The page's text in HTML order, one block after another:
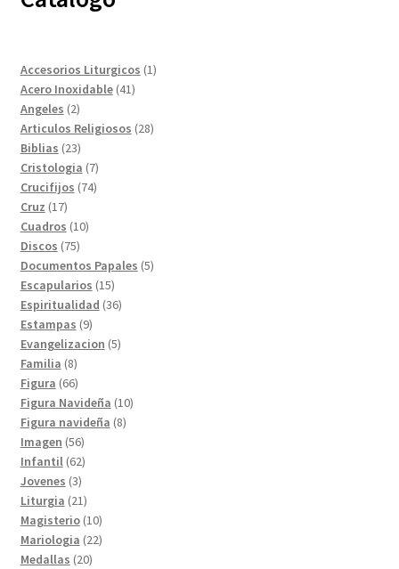
Accesorios Liturgicos 11
Acero Inoxidable 4141
Angeles 22
productos
Articulos Religiosos 2828
Biblias 2323
productos
Cristologia 77
productos
Crucifijos 7474
Cruz 1717
productos
Cuadros 1010
Discos 7575
productos
Documentos Papales 55
Escapularios 1515
productos
Espiritualidad 3636
Estampas 99
productos
Evangelizacion 55
Familia 88
productos
Figura 6666
productos
Figura Navideña 1010
Figura navideña 88
Imagen 5656
productos
Infantil 6262
productos
Jovenes 33
productos
Liturgia 2121
productos
Magisterio 1010
productos
Mariologia 2222
Medallas 2020